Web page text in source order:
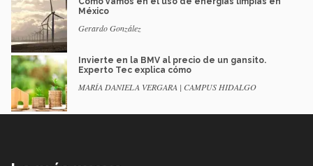
México
Gerardo González
Invierte en la BMV al precio de un gansito.
Experto Tec explica cómo
MARÍA DANIELA VERGARA | CAMPUS HIDALGO